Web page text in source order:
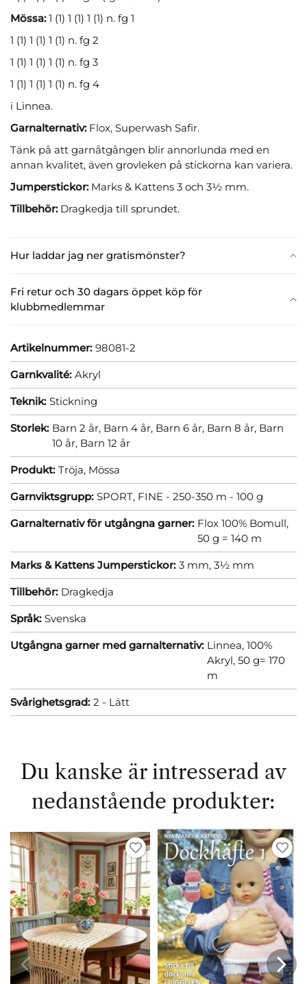
Hur laddar jag ner gratismönster?
Fri retur och 30 dagars öppet köp för
klubbmedlemmar
Mössa:1 (1) 1 (1) 1 (1) n. fg 1
1 (1) 1 (1) 1 (1) n. fg 2
1 (1) 1 (1) 1 (1) n. fg 3
1 (1) 1 (1) 1 (1) n. fg 4
i Linnea.
Garnalternativ: Flox, Superwash Safir.
Tänk på att garnåtgången blir annorlunda med en
annan kvalitet, även grovleken på stickorna kan variera.
Jumperstickor:Marks & Kattens 3 och 3½ mm.
Tillbehör:Dragkedja till sprundet.
Artikelnummer: 98081-2
Garnkvalité: Akryl
Teknik: Stickning
Storlek: Barn 2 år, Barn 4 år, Barn 6 år, Barn 8 år, Barn
10 år, Barn 12 år
Produkt: Tröja, Mössa
Garnviktsgrupp: SPORT, FINE - 250-350 m - 100 g
Garnalternativ för utgångna garner: Flox 100% Bomull,
50 g = 140 m
Marks & Kattens Jumperstickor: 3 mm, 3½ mm
Tillbehör: Dragkedja
Språk: Svenska
Utgångna garner med garnalternativ: Linnea, 100%
Akryl, 50 g= 170
m
Svårighetsgrad: 2 - Lätt
Du kanske är intresserad av
nedanstående produkter: